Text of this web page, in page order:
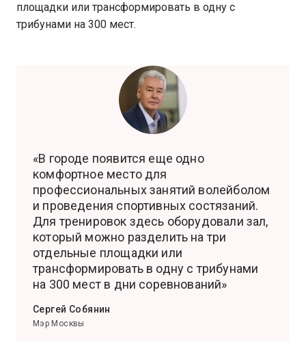
площадки или трансформировать в одну с
трибунами на 300 мест.
«В городе появится еще одно
комфортное место для
профессиональных занятий волейболом
и проведения спортивных состязаний.
Для тренировок здесь оборудовали зал,
который можно разделить на три
отдельные площадки или
трансформировать в одну с трибунами
на 300 мест в дни соревнований»
Сергей Собянин
Мэр Москвы